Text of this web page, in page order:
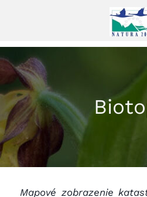
Mapové zobrazenie